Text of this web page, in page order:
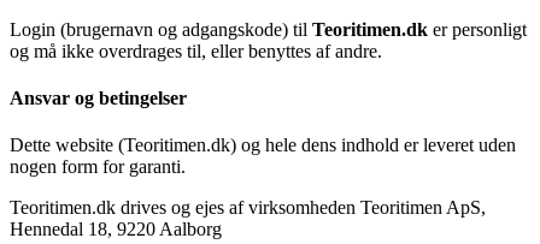
Login (brugernavn og adgangskode) til Teoritimen.dk er personligt
og må ikke overdrages til, eller benyttes af andre.
Ansvar og betingelser
Dette website (Teoritimen.dk) og hele dens indhold er leveret uden
nogen form for garanti.
Teoritimen.dk drives og ejes af virksomheden Teoritimen ApS,
Hennedal 18, 9220 Aalborg